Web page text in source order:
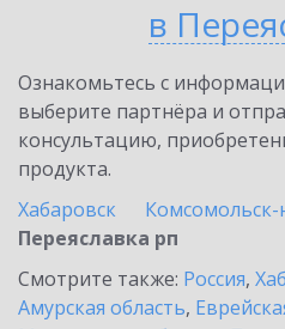
в
Ознакомьтесь с
выберите партнёра и
консультацию,
продукта.
Хабаровск
Переяславка рп
Смотрите также: Россия,
Амурская область,